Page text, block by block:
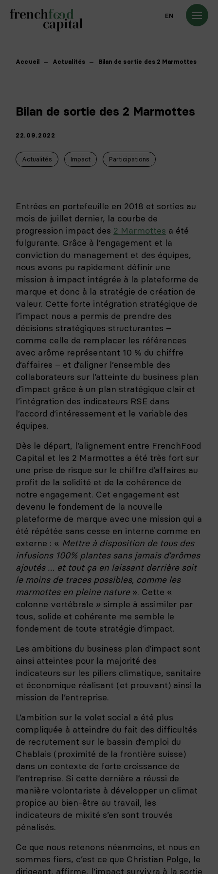
EN
Accueil Actualités Bilan de sortie des 2 Marmottes
Bilan de sortie des 2 Marmottes
22.09.2022
Actualités Impact Participations
Entrées en portefeuille en 2018 et sorties au
mois de juillet dernier, la courbe de
progression impact des 2 Marmottes a été
fulgurante. Grâce à l’engagement et la
conviction du management et des équipes,
nous avons pu rapidement définir une
mission à impact intégrée à la plateforme de
marque et donc à la stratégie de création de
valeur. Cette forte intégration stratégique de
l’impact nous a permis de prendre des
décisions stratégiques structurantes –
comme celle de remplacer les références
avec arôme représentant 10 % du chiffre
d’affaires – et d’aligner l’ensemble des
collaborateurs sur l’atteinte du business plan
d’impact grâce à un plan stratégique clair et
l’intégration des indicateurs RSE dans
l’accord d’intéressement et le variable des
équipes.
Dès le départ, l’alignement entre FrenchFood
Capital et les 2 Marmottes a été très fort sur
une prise de risque sur le chiffre d’affaires au
profit de la solidité et de la cohérence de
notre engagement. Cet engagement est
devenu le fondement de la nouvelle
plateforme de marque avec une mission qui a
été répétée sans cesse en interne comme en
externe : « Mettre à disposition de tous des
infusions 100% plantes sans jamais d’arômes
ajoutés … et tout ça en laissant derrière soit
le moins de traces possibles, comme les
marmottes en pleine nature». Cette «
colonne vertébrale » simple à assimiler par
tous, solide et cohérente me semble le
fondement de toute stratégie d’impact.
Les ambitions du business plan d’impact sont
ainsi atteintes pour la majorité des
indicateurs sur les piliers climatique, sanitaire
et économique réalisant (et prouvant) ainsi la
mission de l’entreprise.
L’ambition sur le volet social a été plus
compliquée à atteindre du fait des difficultés
de recrutement sur le bassin d’emploi du
Chablais (proximité de la frontière suisse)
dans un contexte de forte croissance de
l’entreprise. Si cette dernière a réussi de
manière volontariste à développer un climat
propice au bien-être au travail, les
indicateurs de mixité s’en sont trouvés
pénalisés.
Ce que nous retenons néanmoins, et nous en
sommes fiers, c’est ce que Christian Polge, le
dirigeant, affirme, l’impact survivra à la sortie